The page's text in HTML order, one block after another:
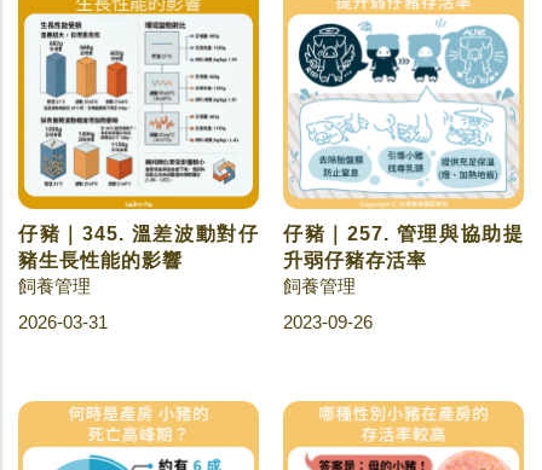
仔豬｜345. 溫差波動對仔
豬生長性能的影響
飼養管理
2026-03-31
仔豬｜257. 管理與協助提
升弱仔豬存活率
飼養管理
2023-09-26